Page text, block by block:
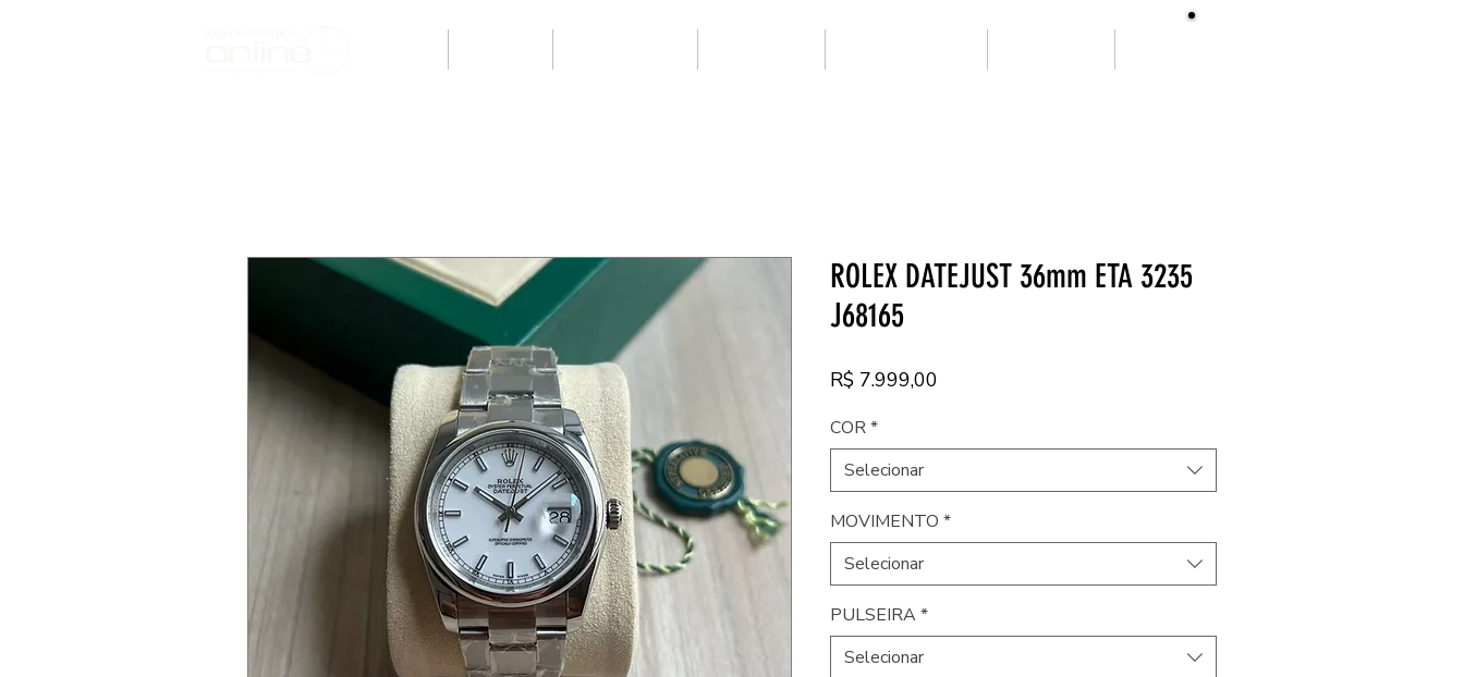
ROLEX DATEJUST 36mm ETA 3235
J68165
R$ 7.999,00
COR*
Selecionar
MOVIMENTO *
Selecionar
PULSEIRA*
Selecionar